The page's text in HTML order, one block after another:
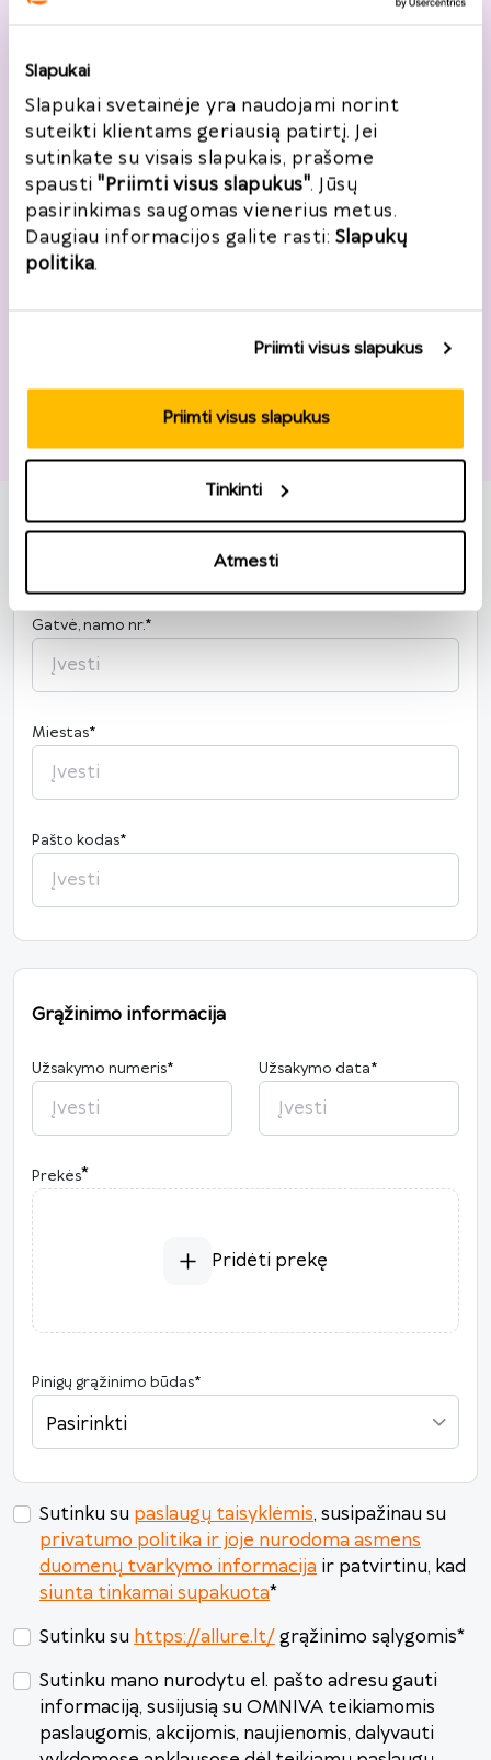
Slapukai
Slapukai svetainėje yra naudojami norint
suteikti klientams geriausią patirtį. Jei
sutinkate su visais slapukais, prašome
spausti "Priimti visus slapukus". Jūsų
pasirinkimas saugomas vienerius metus.
Daugiau informacijos galite rasti: Slapukų
politika.
Priimti visus slapukus
Priimti visus slapukus
Tinkinti
Atmesti
Telefonas*
+370
El. paštas*
Adresas
Šalis*
Gatvė, namo nr.*
Miestas*
Pašto kodas*
Grąžinimo informacija
Užsakymo numeris* Užsakymo data*
P A T K Pn Š S
3 4 5 6
31 1 2 3 4 5 6
Šiandien Išvalyti Uždaryti
Prekės*
Pridėti prekę
Pinigų grąžinimo būdas*
Pasirinkti
Sutinku su paslaugų taisyklėmis, susipažinau su
privatumo politika ir joje nurodoma asmens
duomenų tvarkymo informacija ir patvirtinu, kad
siunta tinkamai supakuota*
Sutinku su https://allure.lt/grąžinimo sąlygomis*
Sutinku mano nurodytu el. pašto adresu gauti
informaciją, susijusią su OMNIVA teikiamomis
paslaugomis, akcijomis, naujienomis, dalyvauti